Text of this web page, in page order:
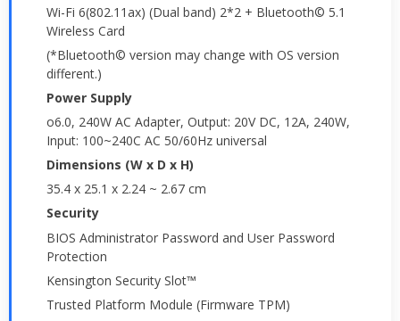
Wi-Fi 6(802.11ax) (Dual band) 2*2 + Bluetooth© 5.1
Wireless Card
(*Bluetooth© version may change with OS version
different.)
Power Supply
o6.0, 240W AC Adapter, Output: 20V DC, 12A, 240W,
Input: 100~240C AC 50/60Hz universal
Dimensions (W x D x H)
35.4 x 25.1 x 2.24 ~ 2.67 cm
Security
BIOS Administrator Password and User Password
Protection
Kensington Security Slot™
Trusted Platform Module (Firmware TPM)